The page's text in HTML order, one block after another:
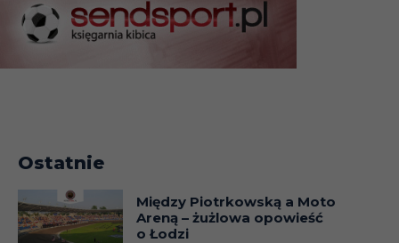
Ostatnie
Między Piotrkowską a Moto
Areną – żużlowa opowieść
o Łodzi